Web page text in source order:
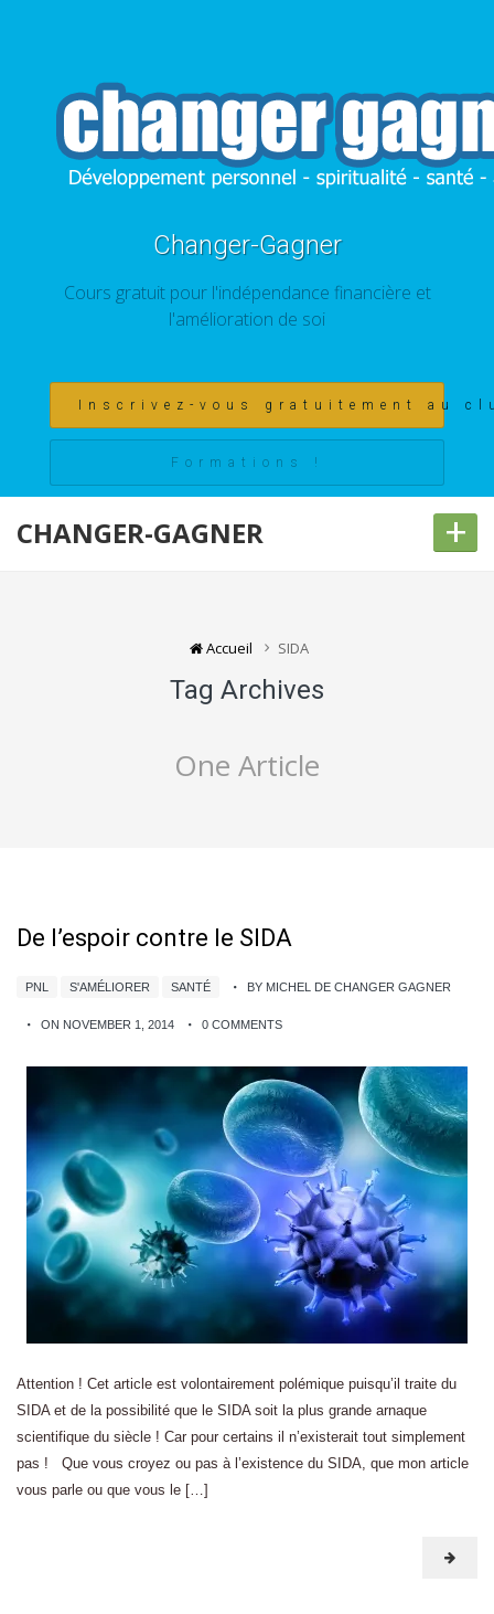
Changer-Gagner
Cours gratuit pour l'indépendance financière et
l'amélioration de soi
Inscrivez-vous gratuitement au
Formations !
CHANGER-GAGNER +
Accueil SIDA
Tag Archives
One Article
De l’espoir contre le SIDA
PNL S'AMÉLIORER SANTÉ BY MICHEL DE CHANGER GAGNER
ON NOVEMBER 1, 2014 0 COMMENTS
Attention ! Cet article est volontairement polémique puisqu’il traite du
SIDA et de la possibilité que le SIDA soit la plus grande arnaque
scientifique du siècle ! Car pour certains il n’existerait tout simplement
pas ! Que vous croyez ou pas à l’existence du SIDA, que mon article
vous parle ou que vous le […]